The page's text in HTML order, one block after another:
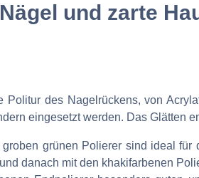
und zarte
des Nagelrückens, von
eingesetzt werden. Das Glätten
grünen Polierer sind ideal
danach mit den khakifarbenen